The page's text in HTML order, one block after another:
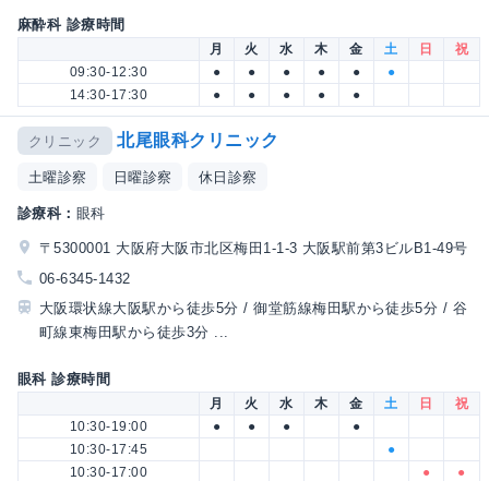
麻酔科 診療時間
月 火 水 木 金 土 日
祝
09:30-12:30
● ● ● ● ●
●
14:30-17:30
● ● ● ● ●
クリニック 北尾眼科クリニック
土曜診察 日曜診察 休日診察
診療科： 眼科
〒5300001 大阪府大阪市北区梅田1-1-3 大阪駅前第3ビルB1-49号
06-6345-1432
大阪環状線大阪駅から徒歩5分 / 御堂筋線梅田駅から徒歩5分 / 谷
町線東梅田駅から徒歩3分 ...
眼科 診療時間
月 火 水 木 金 土 日
祝
10:30-19:00
● ● ●
●
10:30-17:45
●
10:30-17:00
● ●